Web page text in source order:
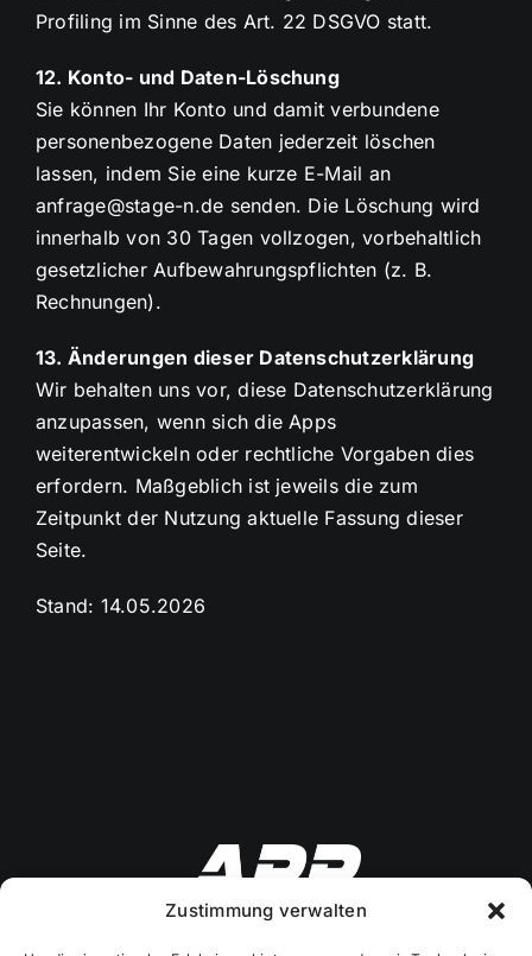
Zustimmung verwalten
Profiling im Sinne des Art. 22 DSGVO statt.
12. Konto- und Daten-Löschung
Sie können Ihr Konto und damit verbundene
personenbezogene Daten jederzeit löschen
lassen, indem Sie eine kurze E-Mail an
anfrage@stage-n.de senden. Die Löschung wird
innerhalb von 30 Tagen vollzogen, vorbehaltlich
gesetzlicher Aufbewahrungspflichten (z. B.
Rechnungen).
13. Änderungen dieser Datenschutzerklärung
Wir behalten uns vor, diese Datenschutzerklärung
anzupassen, wenn sich die Apps
weiterentwickeln oder rechtliche Vorgaben dies
erfordern. Maßgeblich ist jeweils die zum
Zeitpunkt der Nutzung aktuelle Fassung dieser
Seite.
Stand: 14.05.2026